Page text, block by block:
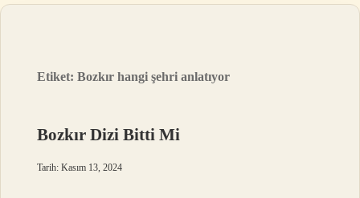
Etiket:Bozkır hangi şehri anlatıyor
Bozkır Dizi Bitti Mi
Tarih: Kasım 13, 2024